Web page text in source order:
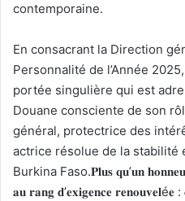
contemporaine.
En consacrant la Direction
Personnalité de l’Année
portée singulière qui est
Douane consciente de son
général, protectrice des
actrice résolue de la stabilité
Burkina Faso.𝐏𝐥𝐮𝐬 𝐪𝐮’𝐮𝐧 𝐡𝐨𝐧𝐧𝐞𝐮𝐫,
𝐚𝐮 𝐫𝐚𝐧𝐠 𝐝’𝐞𝐱𝐢𝐠𝐞𝐧𝐜𝐞 𝐫𝐞𝐧𝐨𝐮𝐯𝐞𝐥é𝐞 :